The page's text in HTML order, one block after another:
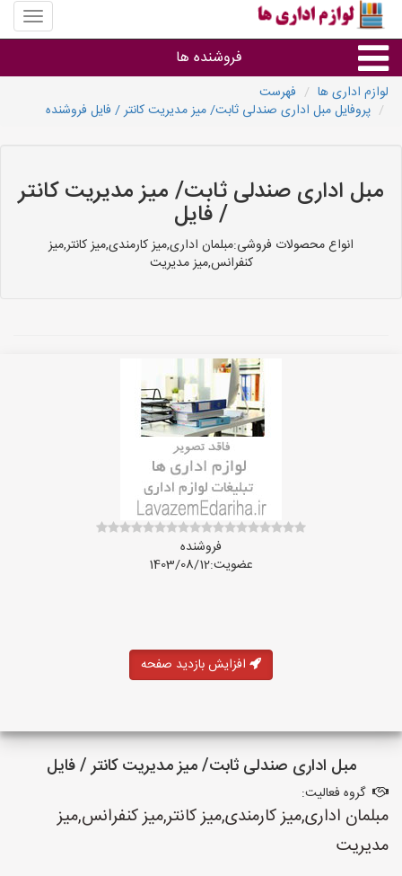
منوی
سایت
اداری
فروشنده ها
گروه ها
لوازم اداری ها
فهرست
پروفایل مبل اداری صندلی ثابت/ میز مدیریت کانتر / فایل فروشنده
مبل اداری صندلی ثابت/ میز مدیریت کانتر
/ فایل
انواع محصولات فروشی:مبلمان اداری,میز کارمندی,میز کانتر,میز
کنفرانس,میز مدیریت
فروشنده
عضویت:1403/08/12
افزایش بازدید صفحه
مبل اداری صندلی ثابت/ میز مدیریت کانتر / فایل
گروه فعالیت:
مبلمان اداری,میز کارمندی,میز کانتر,میز کنفرانس,میز
مدیریت